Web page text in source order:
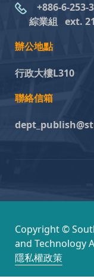
+886-6-253-
綜業組 ext.
辦公地點
行政大樓L310
聯絡信箱
Copyright ©
and Technology
隱私權政策